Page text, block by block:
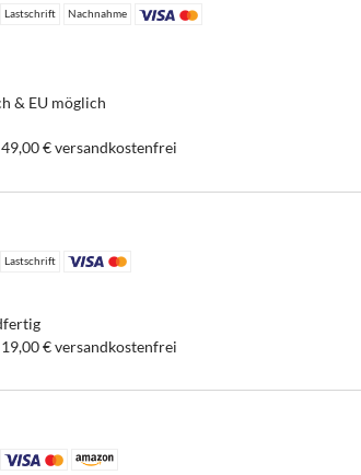
Lastschrift
Nachnahme
& EU möglich
€ versandkostenfrei
Lastschrift
€ versandkostenfrei